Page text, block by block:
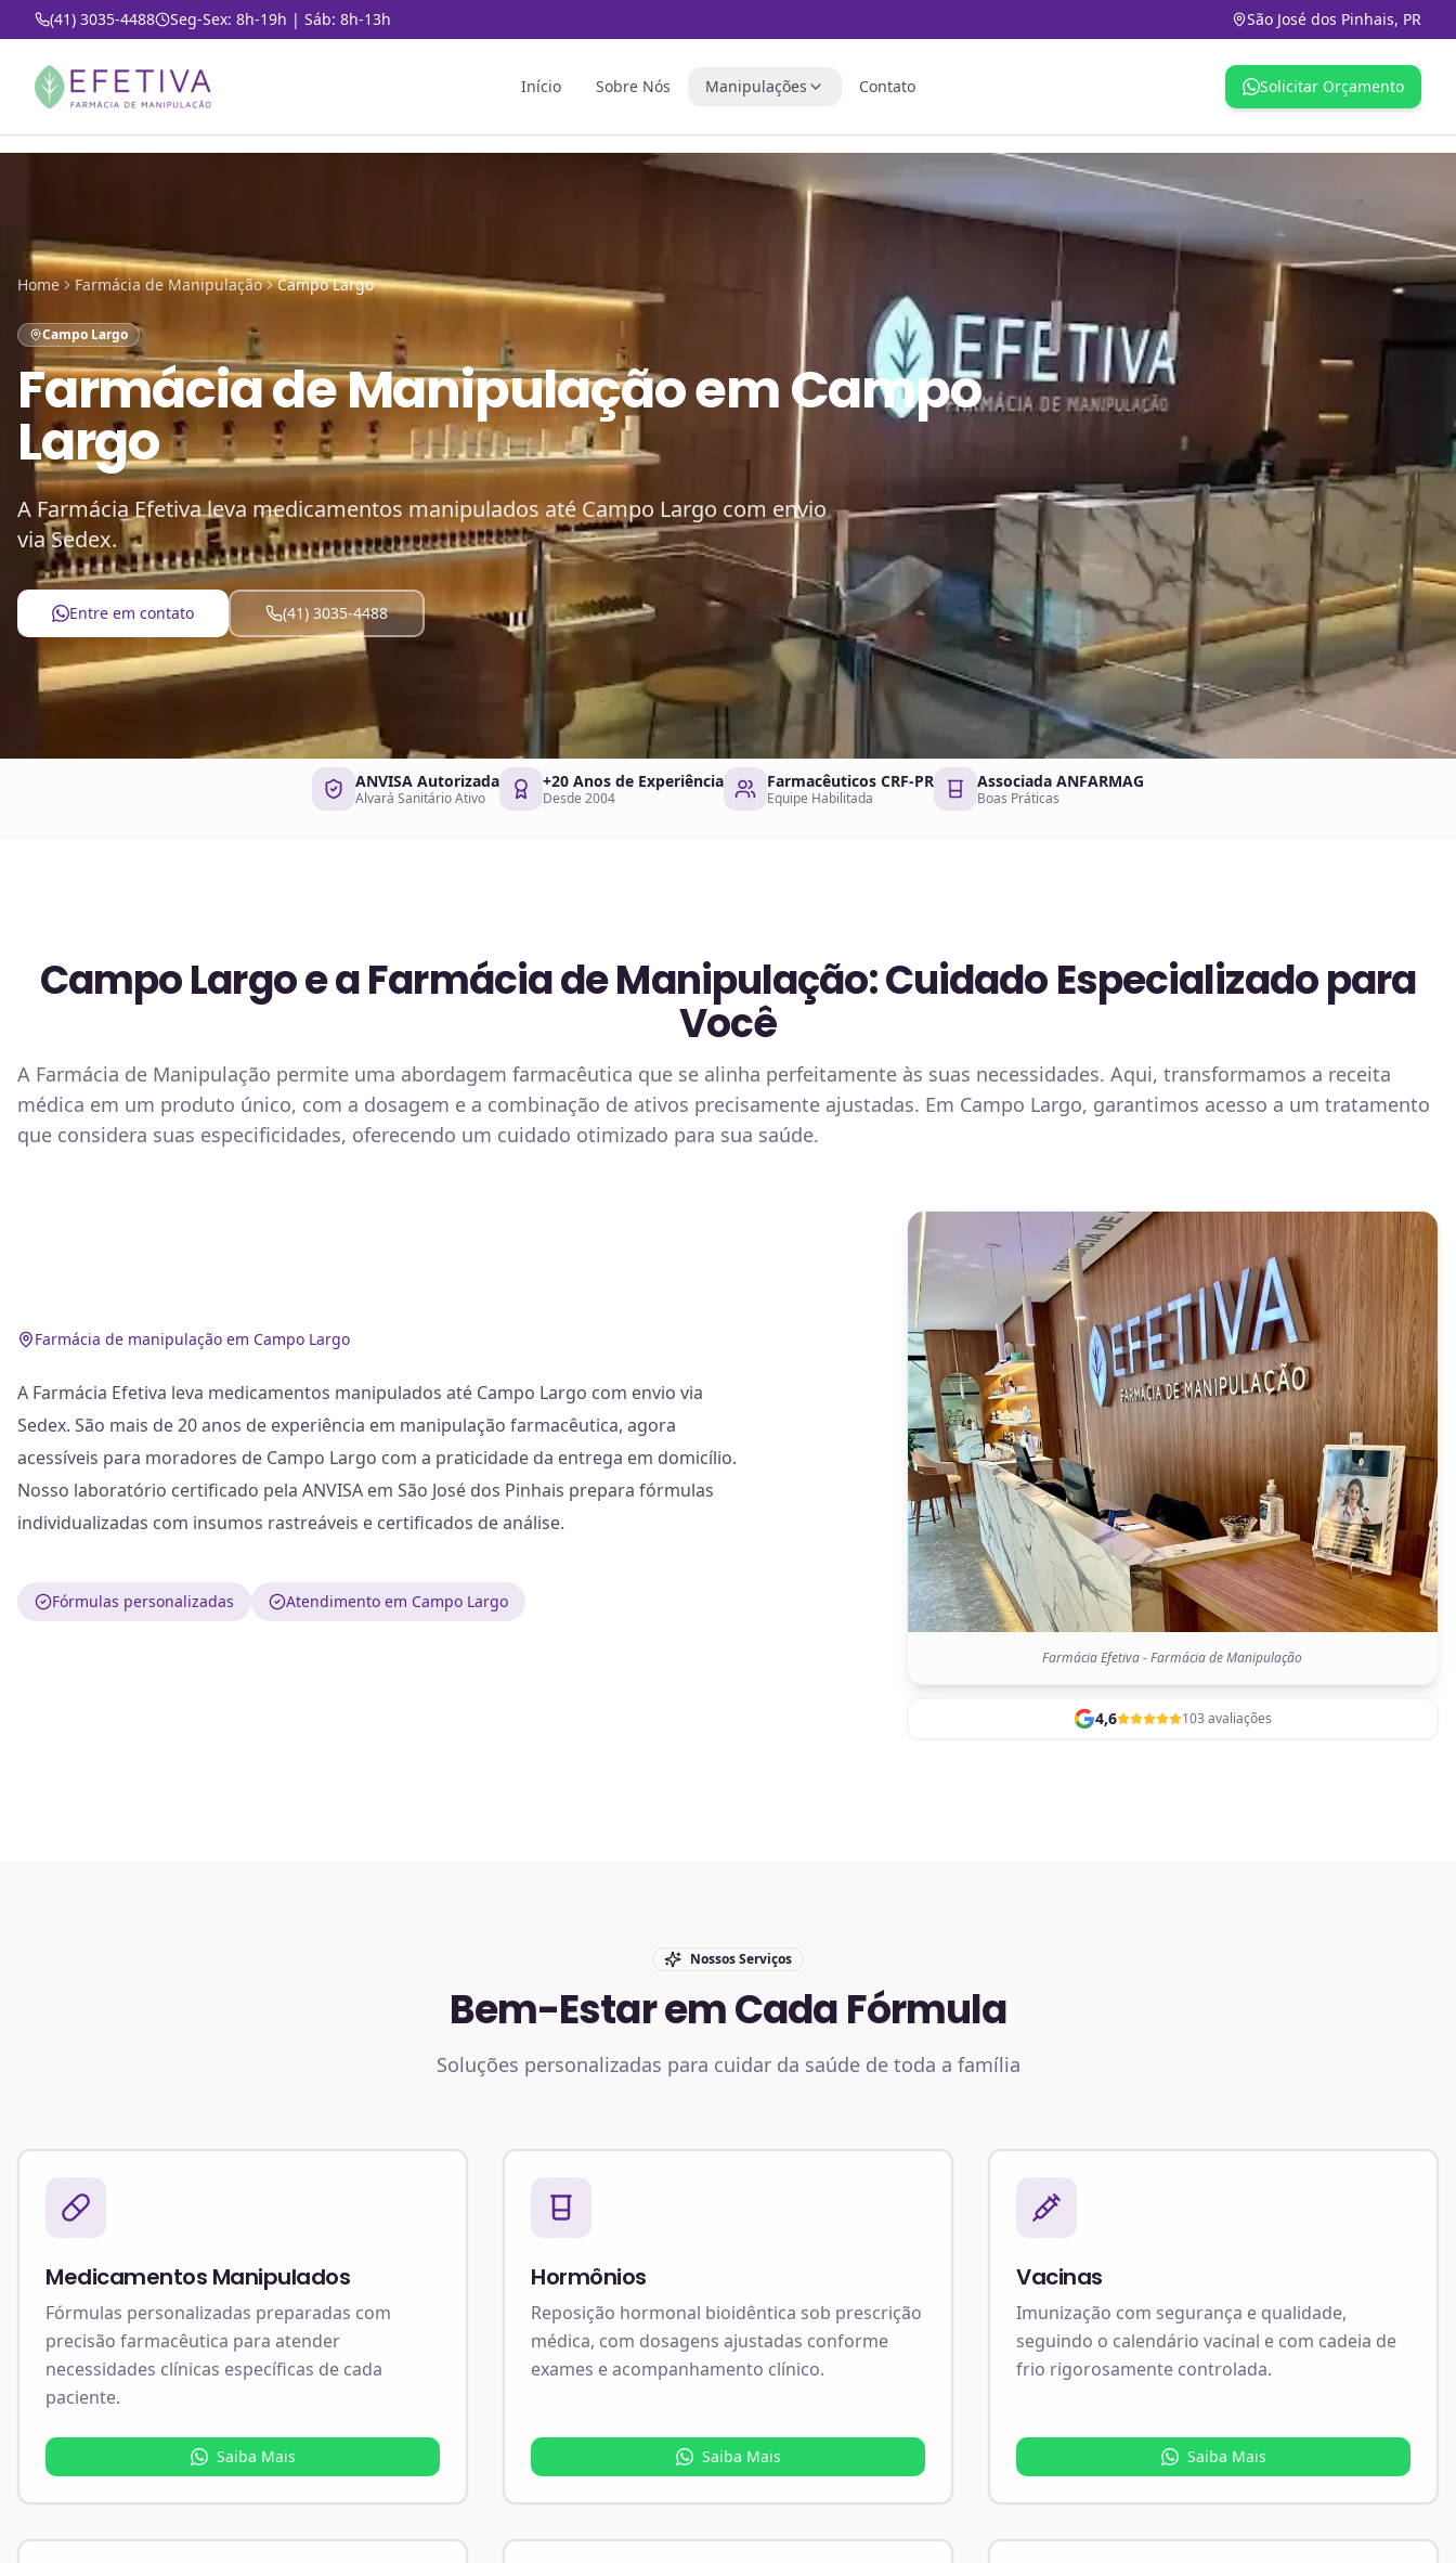
(41) 3035-4488 Seg-Sex: 8h-19h | Sáb: 8h-13h São José dos Pinhais, PR
Início Sobre Nós Manipulações Contato Solicitar Orçamento
Home Farmácia de Manipulação Campo Largo
Campo Largo
Farmácia de ManipulaçãoemCampo
Largo
A Farmácia Efetiva leva medicamentos manipulados até Campo Largo com envio
via Sedex.
Entre em contato (41) 3035-4488
ANVISA Autorizada
Alvará Sanitário Ativo
+20 Anos de Experiência
Desde 2004
Farmacêuticos CRF-PR
Equipe Habilitada
Associada ANFARMAG
Boas Práticas
Campo Largo e a Farmácia de Manipulação: Cuidado Especializado para
Você
A Farmácia de Manipulação permite uma abordagem farmacêutica que se alinha perfeitamente às suas necessidades. Aqui, transformamos a receita
médica em um produto único, com a dosagem e a combinação de ativos precisamente ajustadas. Em Campo Largo, garantimos acesso a um tratamento
que considera suas especificidades, oferecendo um cuidado otimizado para sua saúde.
Farmácia de manipulação em Campo Largo
A Farmácia Efetiva leva medicamentos manipulados até Campo Largo com envio via
Sedex. São mais de 20 anos de experiência em manipulação farmacêutica, agora
acessíveis para moradores de Campo Largo com a praticidade da entrega em domicílio.
Nosso laboratório certificado pela ANVISA em São José dos Pinhais prepara fórmulas
individualizadas com insumos rastreáveis e certificados de análise.
Fórmulas personalizadas Atendimento em Campo Largo
Farmácia Efetiva - Farmácia de Manipulação
4,6 103 avaliações
Nossos Serviços
Bem-Estar em Cada Fórmula
Soluções personalizadas para cuidar da saúde de toda a família
Medicamentos Manipulados
Fórmulas personalizadas preparadas com
precisão farmacêutica para atender
necessidades clínicas específicas de cada
paciente.
Saiba Mais
Hormônios
Reposição hormonal bioidêntica sob prescrição
médica, com dosagens ajustadas conforme
exames e acompanhamento clínico.
Saiba Mais
Vacinas
Imunização com segurança e qualidade,
seguindo o calendário vacinal e com cadeia de
frio rigorosamente controlada.
Saiba Mais